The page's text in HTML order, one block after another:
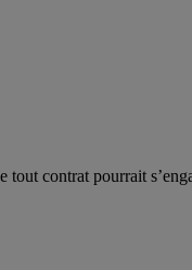
contrat pourrait